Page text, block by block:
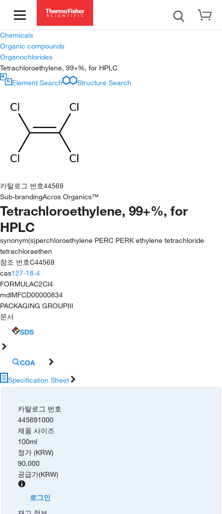
Chemicals
Organic compounds
Organochlorides
Tetrachloroethylene, 99+%, for HPLC
Element Search
Structure Search
카탈로그 번호44569
Sub-brandingAcros Organics™
Tetrachloroethylene, 99+%, for
HPLC
synonym(s)perchloroethylene PERC PERK ethylene tetrachloride
tetrachloraethen
참조 번호C44569
cas127-18-4
FORMULAC2Cl4
mdlMFCD00000834
PACKAGING GROUPIII
문서
SDS
COA
Specification Sheet
카탈로그 번호
445691000
제품 사이즈
100ml
정가 (KRW)
90,000
공급가(KRW)
로그인